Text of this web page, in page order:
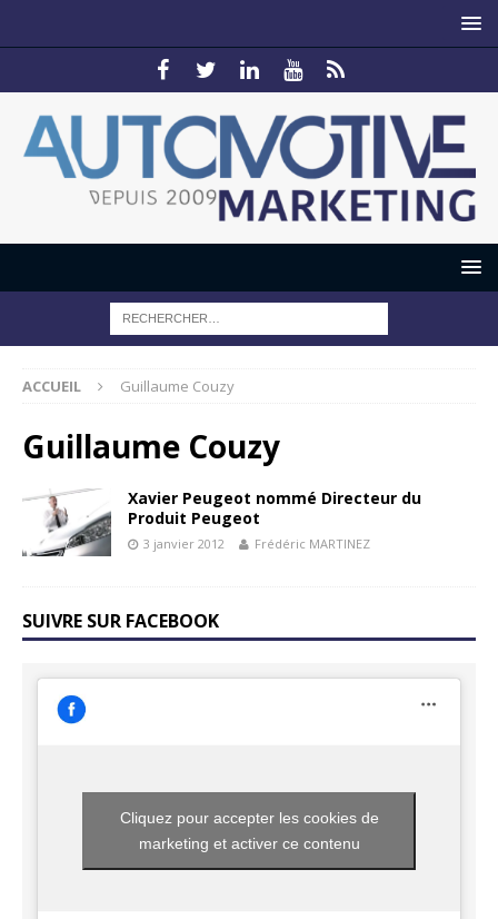
ACCUEIL Guillaume Couzy
Guillaume Couzy
Xavier Peugeot nommé Directeur du
Produit Peugeot
3 janvier 2012 Frédéric MARTINEZ
SUIVRE SUR FACEBOOK
Cliquez pour accepter les cookies de
marketing et activer ce contenu